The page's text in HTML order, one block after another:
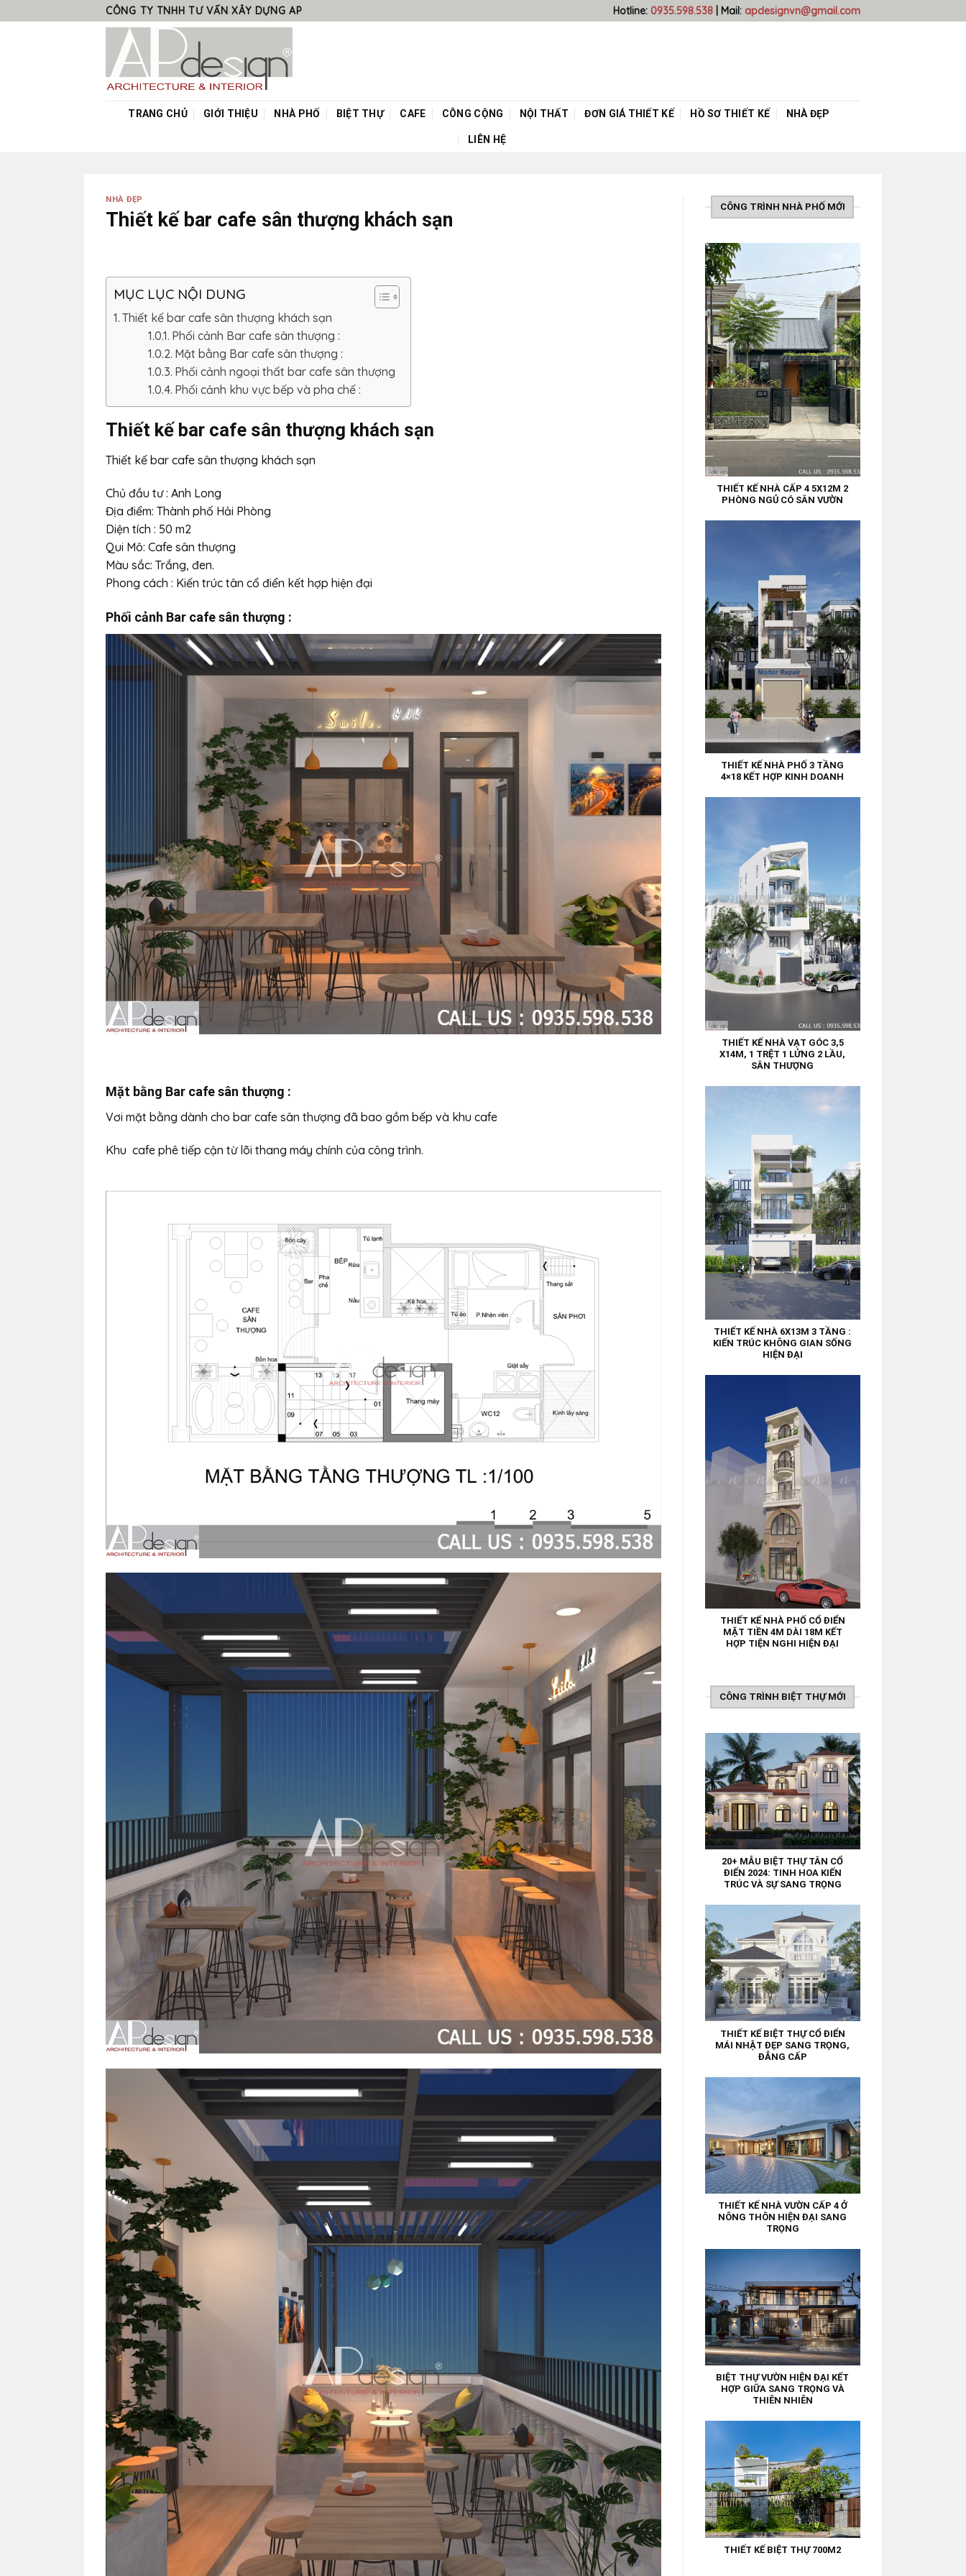
to
CÔNG TY TNHH TƯ VẤN XÂY DỰNG AP Hotline: 0935.598.538| Mail: apdesignvn@gmail.com
TRANG CHỦ GIỚI THIỆU NHÀ PHỐ BIỆT THỰ CAFE CÔNG CỘNG NỘI THẤT ĐƠN GIÁ THIẾT KẾ HỒ SƠ THIẾT KẾ NHÀ ĐẸP
LIÊN HỆ
NHÀ ĐẸP
Thiết kế bar cafe sân thượng khách sạn
MỤC LỤC NỘI DUNG
Thiết kế bar cafe sân thượng khách sạn
Phối cảnh Bar cafe sân thượng :
Mặt bằng Bar cafe sân thượng :
Phối cảnh ngoại thất bar cafe sân thượng
Phối cảnh khu vực bếp và pha chế :
Thiết kế bar cafe sân thượng khách sạn
Thiết kế bar cafe sân thượng khách sạn
Chủ đầu tư : Anh Long
Địa điểm: Thành phố Hải Phòng
Diện tích : 50 m2
Qui Mô: Cafe sân thượng
Màu sắc: Trắng, đen.
Phong cách : Kiến trúc tân cổ điển kết hợp hiện đại
Phối cảnh Bar cafe sân thượng :
Mặt bằng Bar cafe sân thượng :
Vơi mặt bằng dành cho bar cafe sân thượng đã bao gồm bếp và khu cafe
Khu cafe phê tiếp cận từ lõi thang máy chính của công trình.
CÔNG TRÌNH NHÀ PHỐ MỚI
THIẾT KẾ NHÀ CẤP 4 5X12M 2
PHÒNG NGỦ CÓ SÂN VƯỜN
THIẾT KẾ NHÀ PHỐ 3 TẦNG
4×18 KẾT HỢP KINH DOANH
THIẾT KẾ NHÀ VẠT GÓC 3,5
X14M, 1 TRỆT 1 LỬNG 2 LẦU,
SÂN THƯỢNG
THIẾT KẾ NHÀ 6X13M 3 TẦNG :
KIẾN TRÚC KHÔNG GIAN SỐNG
HIỆN ĐẠI
THIẾT KẾ NHÀ PHỐ CỔ ĐIỂN
MẶT TIỀN 4M DÀI 18M KẾT
HỢP TIỆN NGHI HIỆN ĐẠI
CÔNG TRÌNH BIỆT THỰ MỚI
20+ MẪU BIỆT THỰ TÂN CỔ
ĐIỂN 2024: TINH HOA KIẾN
TRÚC VÀ SỰ SANG TRỌNG
THIẾT KẾ BIỆT THỰ CỔ ĐIỂN
MÁI NHẬT ĐẸP SANG TRỌNG,
ĐẲNG CẤP
THIẾT KẾ NHÀ VƯỜN CẤP 4 Ở
NÔNG THÔN HIỆN ĐẠI SANG
TRỌNG
BIỆT THỰ VƯỜN HIỆN ĐẠI KẾT
HỢP GIỮA SANG TRỌNG VÀ
THIÊN NHIÊN
THIẾT KẾ BIỆT THỰ 700M2